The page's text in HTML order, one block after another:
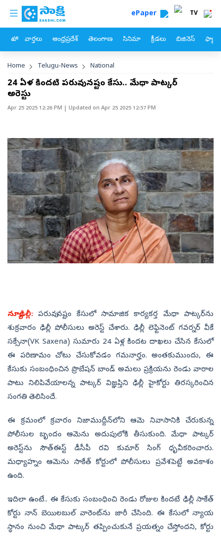
Skip to main content
custom menu ePaper TV
హోం వార్తలు ఆంధ్రప్రదేశ్ తెలంగాణ సినిమా క్రీడలు బిజినెస్
Breadcrumb
Home Telugu-News National
24 ఏళ్ల కిందటి పరువునష్టం కేసు.. మేధా పాట్కర్‌
అరెస్టు
Apr 25 2025 12:26 PM | Updated on Apr 25 2025 12:57 PM
న్యూఢిల్లీ:పరువు నష్టం కేసులో సామాజిక కార్యకర్త మేధా పాట్కర్‌ను
శుక్రవారం ఢిల్లీ పోలీసులు అరెస్ట్‌ చేశారు. ఢిల్లీ లెఫ్టినెంట్‌ గవర్నర్‌ వీకే
సక్సేనా(VK Saxena) సుమారు 24 ఏళ్ల కిందట దాఖలు చేసిన కేసులో
ఈ పరిణామం చోటు చేసుకోవడం గమనార్హం.అంతకుముందు, ఈ
కేసుకు సంబంధించిన ప్రొబేషన్ బాండ్ అమలు ప్రక్రియను రెండు వారాల
పాటు నిలిపివేయాలన్న పాట్కర్ విజ్ఞప్తిని ఢిల్లీ హైకోర్టు తిరస్కరించిన
సంగతి తెలిసిందే.
ఈ క్రమంలో క్రవారం నిజాముద్దీన్‌లోని ఆమె నివాసానికి చేరుకున్న
పోలీసుల బృందం ఆమెను అదుపులోకి తీసుకుంది. మేధా పాట్కర్‌
అరెస్ట్‌ను సౌత్‌ఈస్ట్‌ డీసీపీ రవి కుమార్‌ సింగ్‌ ధృవీకరించారు.
మధ్యాహ్నం ఆమెను సాకేత్‌ కోర్టులో పోలీసులు ప్రవేశపెట్టే అవకాశం
ఉంది.
ఇదిలా ఉంటే.. ఈ కేసుకు సంబంధించి రెండు రోజుల కిందటే ఢిల్లీ సాకేత్‌
కోర్టు నాన్‌ బెయిలబుల్‌ వారెంట్‌ను జారీ చేసింది. ఈ కేసులో న్యాయ
స్థానం నుంచి మేధా పాట్కర్‌ తప్పించుకునే ప్రయత్నం చేస్తోందని, కోర్టు